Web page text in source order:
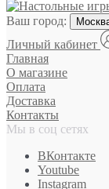
Ваш город:
Личный кабинет
Главная
О магазине
Оплата
Доставка
Контакты
Мы в соц сетях
ВКонтакте
Youtube
Instagram